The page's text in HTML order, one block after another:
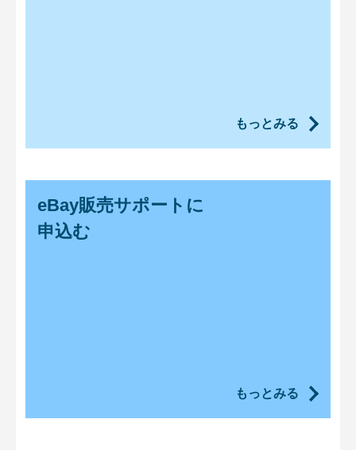
もっとみる
eBay販売サポートに
申込む
もっとみる